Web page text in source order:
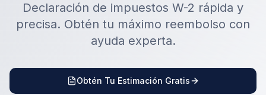
Declaración de impuestos W-2 rápida y
precisa. Obtén tu máximo reembolso con
ayuda experta.
Obtén Tu Estimación Gratis